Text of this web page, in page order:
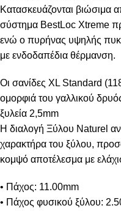
Κατασκευάζονται βιώσιμα
σύστημα BestLoc Xtreme
ενώ ο πυρήνας υψηλής
με ενδοδαπέδια θέρμανση.
Οι σανίδες XL Standard
ομορφιά του γαλλικού
ξυλεία 2,5mm
Η διαλογή Ξύλου Naturel
χαρακτήρα του ξύλου,
κομψό αποτέλεσμα με
• Πάχος: 11.00mm
• Πάχος φυσικού ξύλου: